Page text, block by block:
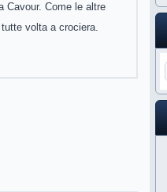
Cavour. Come le altre
volta a crociera.